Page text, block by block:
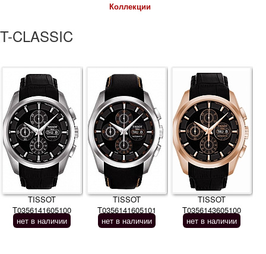
Коллекции
T-CLASSIC
TISSOT
T0356141605100
нет в наличии
TISSOT
T0356141605101
нет в наличии
TISSOT
T0356143605100
нет в наличии